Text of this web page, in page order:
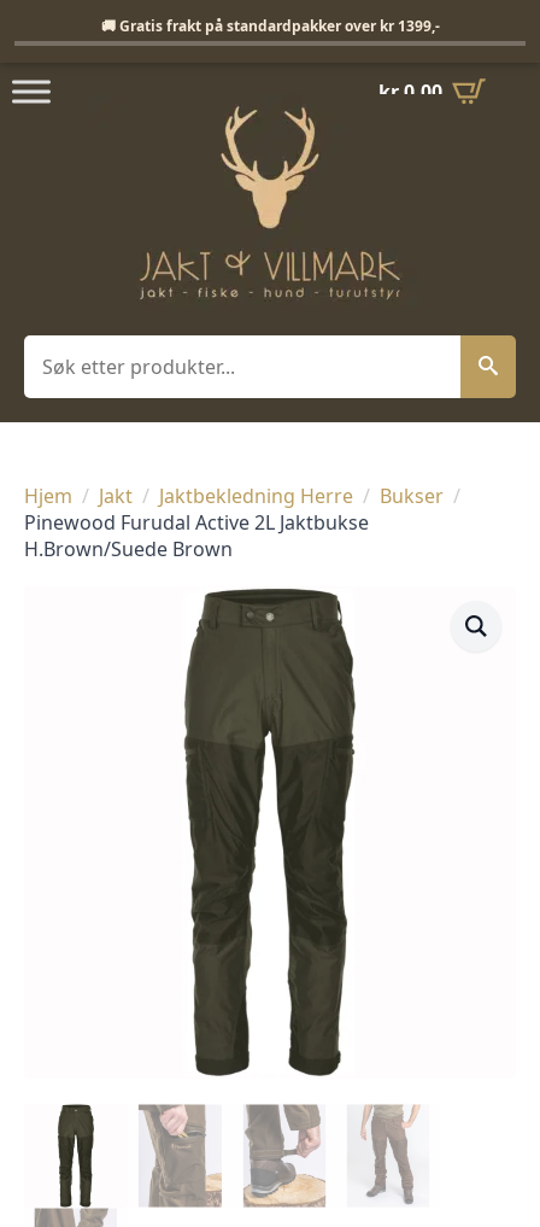
kr0,00
Søk
Hjem Jakt Jaktbekledning Herre
Bukser
Pinewood Furudal Active 2L Jaktbukse
H.Brown/Suede Brown
🚚 Gratis frakt på standardpakker over kr 1399,-